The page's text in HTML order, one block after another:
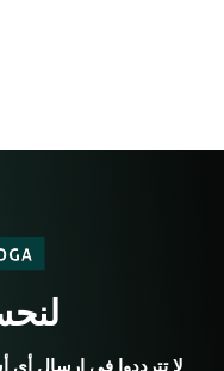
لا تترددوا في إرسال أي